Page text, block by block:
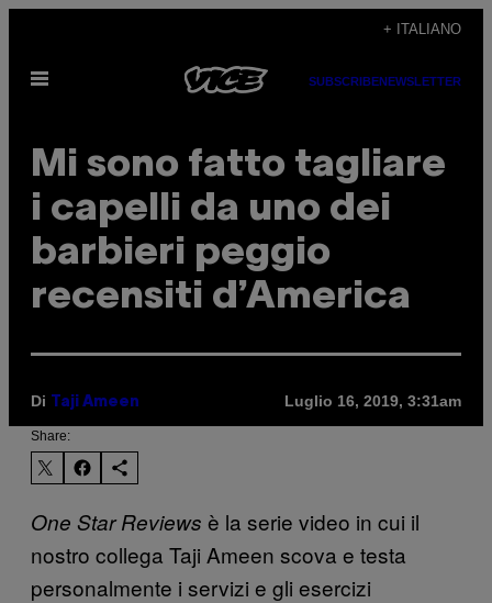
contenuto
+ ITALIANO
Apri
SUBSCRIBENEWSLETTER
Mi sono fatto tagliare
i capelli da uno dei
barbieri peggio
recensiti d’America
Di Taji Ameen Luglio 16, 2019, 3:31am
Share:
One Star Reviews è la serie video in cui il
nostro collega Taji Ameen scova e testa
personalmente i servizi e gli esercizi